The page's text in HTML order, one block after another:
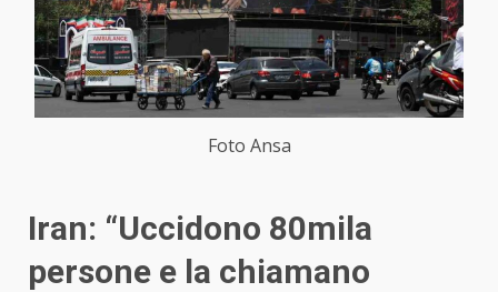
Foto Ansa
Iran: “Uccidono 80mila
persone e la chiamano